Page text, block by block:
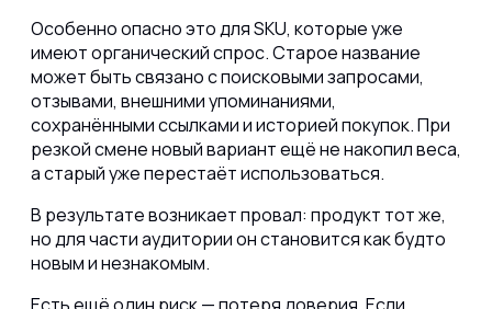
Особенно опасно это для SKU, которые уже
имеют органический спрос. Старое название
может быть связано с поисковыми запросами,
отзывами, внешними упоминаниями,
сохранёнными ссылками и историей покупок. При
резкой смене новый вариант ещё не накопил веса,
а старый уже перестаёт использоваться.
В результате возникает провал: продукт тот же,
но для части аудитории он становится как будто
новым и незнакомым.